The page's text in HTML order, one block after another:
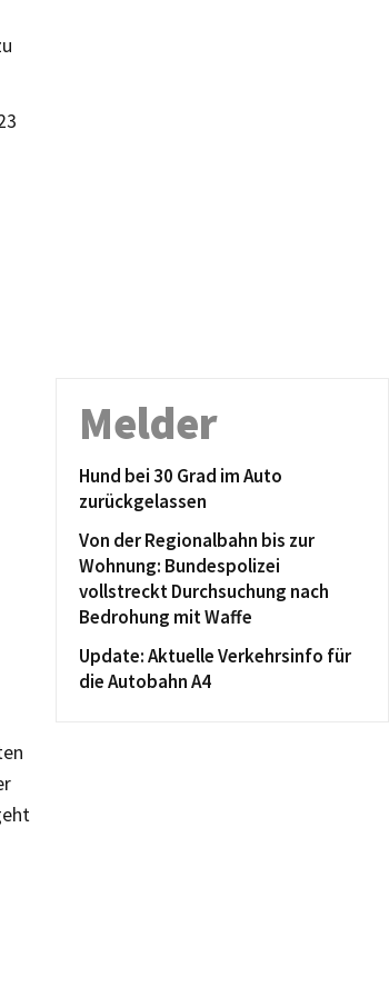
Melder
Hund bei 30 Grad im Auto
zurückgelassen
Von der Regionalbahn bis zur
Wohnung: Bundespolizei
vollstreckt Durchsuchung nach
Bedrohung mit Waffe
Update: Aktuelle Verkehrsinfo für
die Autobahn A4